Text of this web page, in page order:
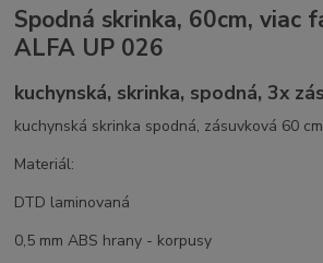
Spodná skrinka, 60cm, viac
ALFA UP 026
kuchynská, skrinka, spodná, 3x
kuchynská skrinka spodná, zásuvková 60 cm
Materiál:
DTD laminovaná
0,5 mm ABS hrany - korpusy